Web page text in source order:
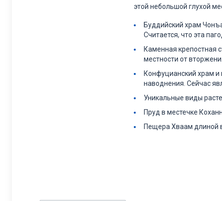
этой небольшой глухой
Буддийский храм
Считается, что эта
Каменная крепостная
местности от
Конфуцианский храм и
наводнения. Сейчас
Уникальные виды
Пруд в местечке
Пещера Хваам длиной